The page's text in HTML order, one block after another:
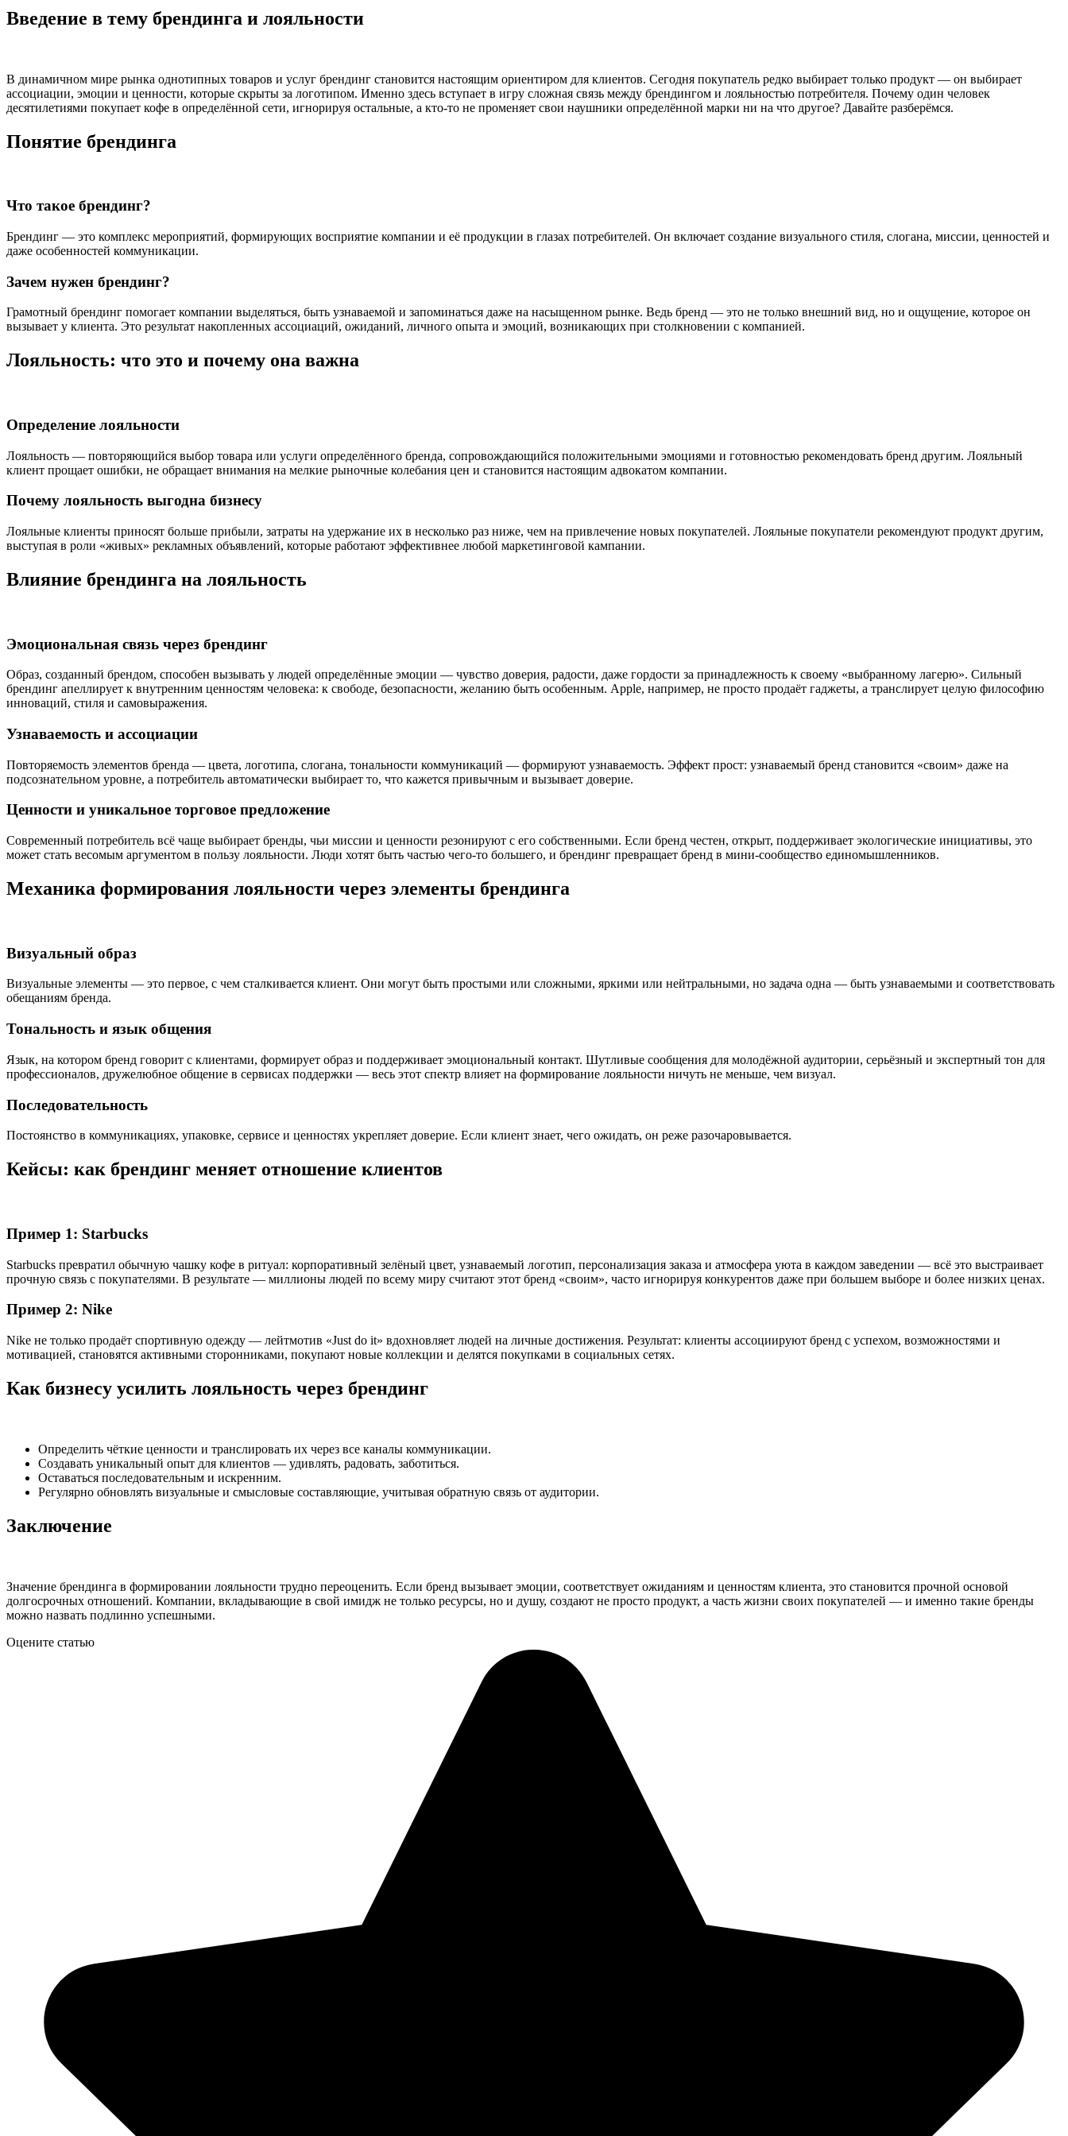
Введение в тему брендинга и лояльности
В динамичном мире рынка однотипных товаров и услуг брендинг становится настоящим ориентиром для клиентов. Сегодня покупатель редко выбирает только продукт — он выбирает
ассоциации, эмоции и ценности, которые скрыты за логотипом. Именно здесь вступает в игру сложная связь между брендингом и лояльностью потребителя. Почему один человек
десятилетиями покупает кофе в определённой сети, игнорируя остальные, а кто-то не променяет свои наушники определённой марки ни на что другое? Давайте разберёмся.
Понятие брендинга
Что такое брендинг?
Брендинг — это комплекс мероприятий, формирующих восприятие компании и её продукции в глазах потребителей. Он включает создание визуального стиля, слогана, миссии, ценностей и
даже особенностей коммуникации.
Зачем нужен брендинг?
Грамотный брендинг помогает компании выделяться, быть узнаваемой и запоминаться даже на насыщенном рынке. Ведь бренд — это не только внешний вид, но и ощущение, которое он
вызывает у клиента. Это результат накопленных ассоциаций, ожиданий, личного опыта и эмоций, возникающих при столкновении с компанией.
Лояльность: что это и почему она важна
Определение лояльности
Лояльность — повторяющийся выбор товара или услуги определённого бренда, сопровождающийся положительными эмоциями и готовностью рекомендовать бренд другим. Лояльный
клиент прощает ошибки, не обращает внимания на мелкие рыночные колебания цен и становится настоящим адвокатом компании.
Почему лояльность выгодна бизнесу
Лояльные клиенты приносят больше прибыли, затраты на удержание их в несколько раз ниже, чем на привлечение новых покупателей. Лояльные покупатели рекомендуют продукт другим,
выступая в роли «живых» рекламных объявлений, которые работают эффективнее любой маркетинговой кампании.
Влияние брендинга на лояльность
Эмоциональная связь через брендинг
Образ, созданный брендом, способен вызывать у людей определённые эмоции — чувство доверия, радости, даже гордости за принадлежность к своему «выбранному лагерю». Сильный
брендинг апеллирует к внутренним ценностям человека: к свободе, безопасности, желанию быть особенным. Apple, например, не просто продаёт гаджеты, а транслирует целую философию
инноваций, стиля и самовыражения.
Узнаваемость и ассоциации
Повторяемость элементов бренда — цвета, логотипа, слогана, тональности коммуникаций — формируют узнаваемость. Эффект прост: узнаваемый бренд становится «своим» даже на
подсознательном уровне, а потребитель автоматически выбирает то, что кажется привычным и вызывает доверие.
Ценности и уникальное торговое предложение
Современный потребитель всё чаще выбирает бренды, чьи миссии и ценности резонируют с его собственными. Если бренд честен, открыт, поддерживает экологические инициативы, это
может стать весомым аргументом в пользу лояльности. Люди хотят быть частью чего-то большего, и брендинг превращает бренд в мини-сообщество единомышленников.
Механика формирования лояльности через элементы брендинга
Визуальный образ
Визуальные элементы — это первое, с чем сталкивается клиент. Они могут быть простыми или сложными, яркими или нейтральными, но задача одна — быть узнаваемыми и соответствовать
обещаниям бренда.
Тональность и язык общения
Язык, на котором бренд говорит с клиентами, формирует образ и поддерживает эмоциональный контакт. Шутливые сообщения для молодёжной аудитории, серьёзный и экспертный тон для
профессионалов, дружелюбное общение в сервисах поддержки — весь этот спектр влияет на формирование лояльности ничуть не меньше, чем визуал.
Последовательность
Постоянство в коммуникациях, упаковке, сервисе и ценностях укрепляет доверие. Если клиент знает, чего ожидать, он реже разочаровывается.
Кейсы: как брендинг меняет отношение клиентов
Пример 1: Starbucks
Starbucks превратил обычную чашку кофе в ритуал: корпоративный зелёный цвет, узнаваемый логотип, персонализация заказа и атмосфера уюта в каждом заведении — всё это выстраивает
прочную связь с покупателями. В результате — миллионы людей по всему миру считают этот бренд «своим», часто игнорируя конкурентов даже при большем выборе и более низких ценах.
Пример 2: Nike
Nike не только продаёт спортивную одежду — лейтмотив «Just do it» вдохновляет людей на личные достижения. Результат: клиенты ассоциируют бренд с успехом, возможностями и
мотивацией, становятся активными сторонниками, покупают новые коллекции и делятся покупками в социальных сетях.
Как бизнесу усилить лояльность через брендинг
Определить чёткие ценности и транслировать их через все каналы коммуникации.
Создавать уникальный опыт для клиентов — удивлять, радовать, заботиться.
Оставаться последовательным и искренним.
Регулярно обновлять визуальные и смысловые составляющие, учитывая обратную связь от аудитории.
Заключение
Значение брендинга в формировании лояльности трудно переоценить. Если бренд вызывает эмоции, соответствует ожиданиям и ценностям клиента, это становится прочной основой
долгосрочных отношений. Компании, вкладывающие в свой имидж не только ресурсы, но и душу, создают не просто продукт, а часть жизни своих покупателей — и именно такие бренды
можно назвать подлинно успешными.
Оцените статью